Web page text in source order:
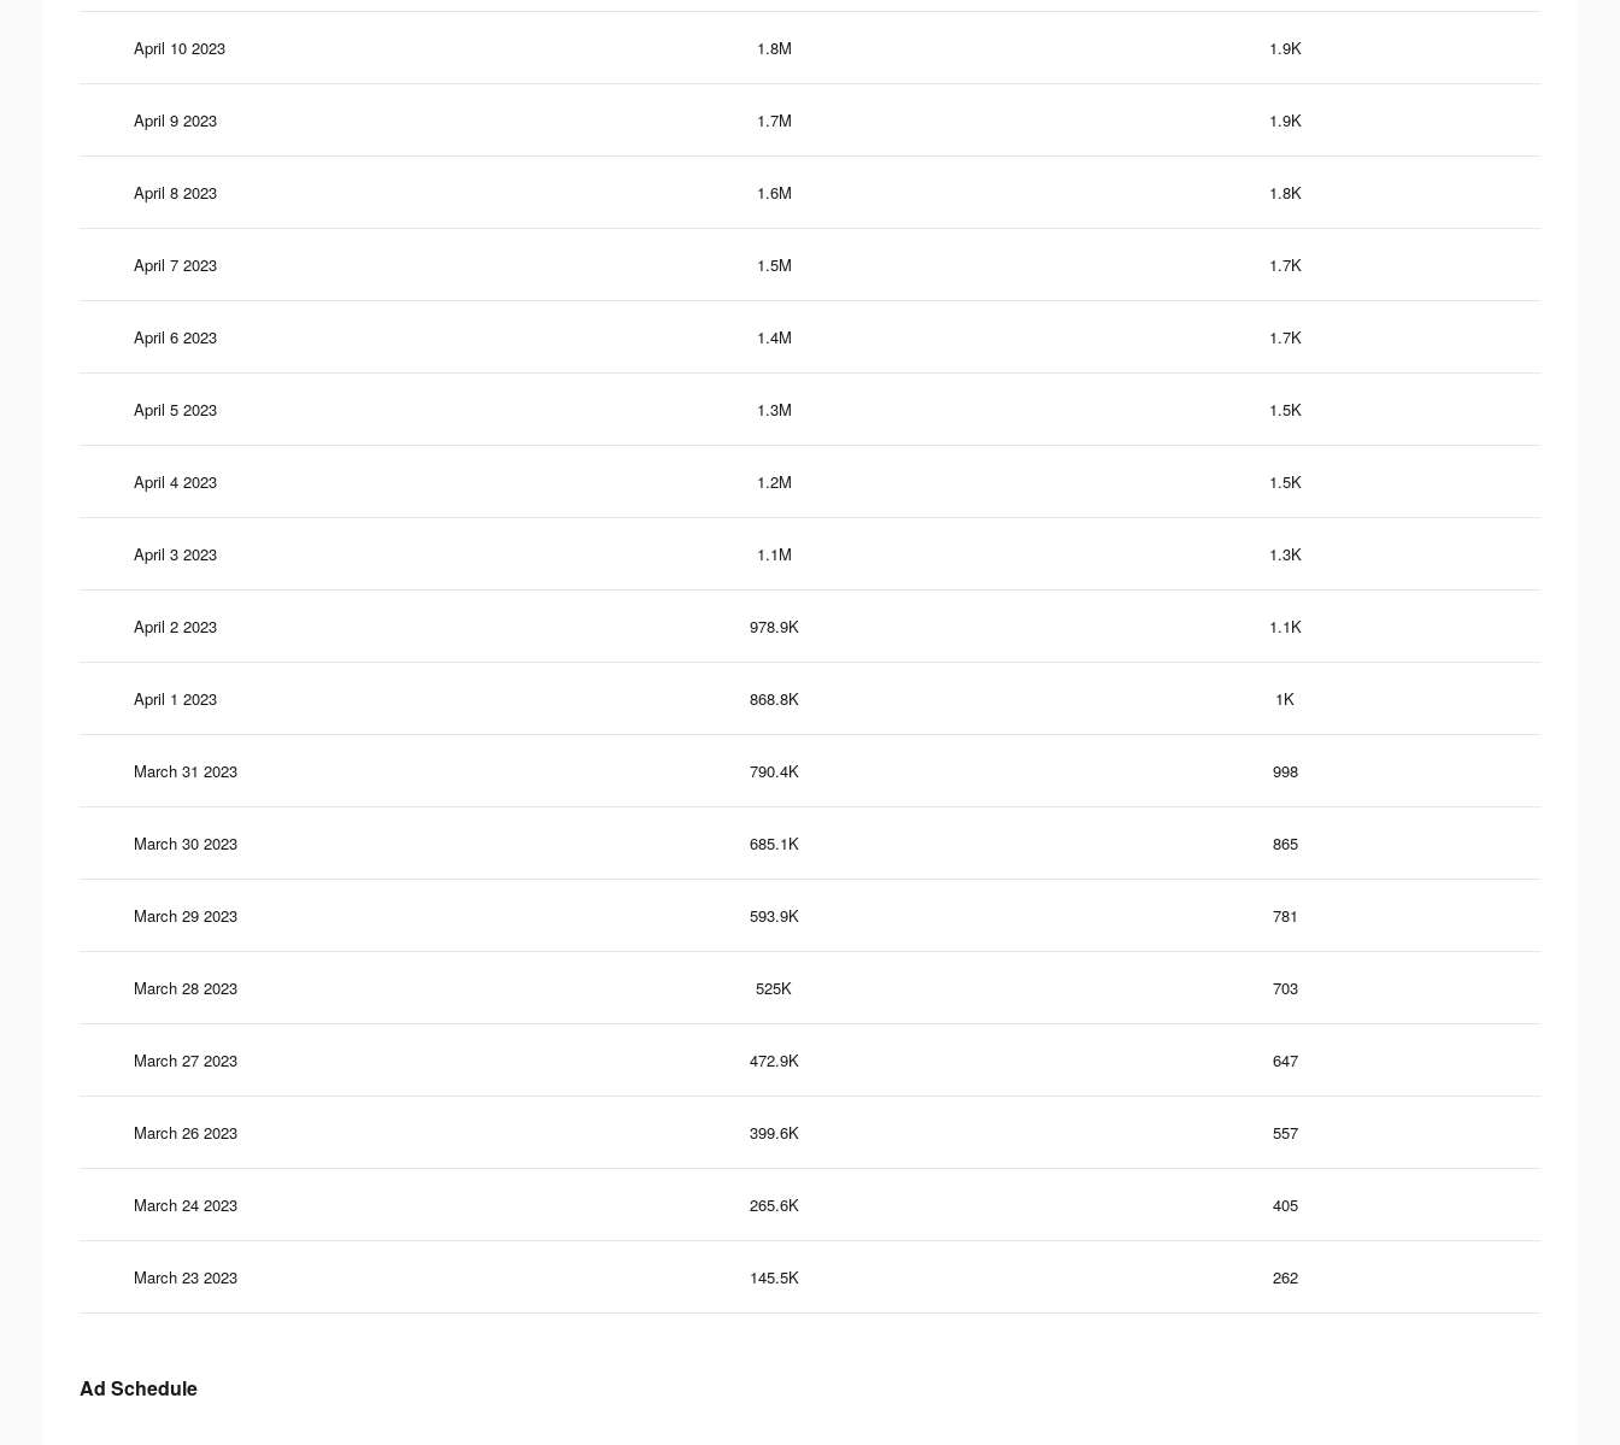
April 10 2023 1.8M 1.9K
April 9 2023 1.7M 1.9K
April 8 2023 1.6M 1.8K
April 7 2023 1.5M 1.7K
April 6 2023 1.4M 1.7K
April 5 2023 1.3M 1.5K
April 4 2023 1.2M 1.5K
April 3 2023 1.1M 1.3K
April 2 2023 978.9K 1.1K
April 1 2023 868.8K 1K
March 31 2023 790.4K 998
March 30 2023 685.1K 865
March 29 2023 593.9K 781
March 28 2023 525K 703
March 27 2023 472.9K 647
March 26 2023 399.6K 557
March 24 2023 265.6K 405
March 23 2023 145.5K 262
Ad Schedule